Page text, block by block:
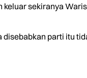
sekiranya
parti itu